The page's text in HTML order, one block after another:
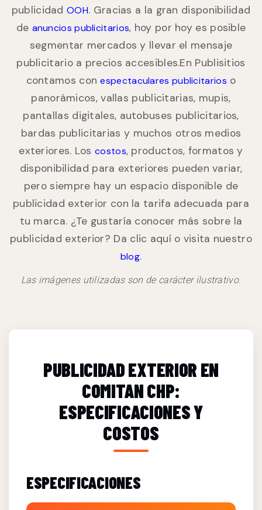
publicidadOOH. Gracias a la gran disponibilidad
de anuncios publicitarios, hoy por hoy es posible
segmentar mercados y llevar el mensaje
publicitario a precios accesibles.En Publisitios
contamos conespectaculares publicitarios o
panorámicos, vallas publicitarias, mupis,
pantallas digitales, autobuses publicitarios,
bardas publicitarias y muchos otros medios
exteriores. Loscostos, productos, formatos y
disponibilidad para exteriores pueden variar,
pero siempre hay un espacio disponible de
publicidad exterior con la tarifa adecuada para
tu marca. ¿Te gustaría conocer más sobre la
publicidad exterior? Da clic aquí o visita nuestro
blog.
Las imágenes utilizadas son de carácter ilustrativo.
PUBLICIDAD EXTERIOR EN
COMITAN CHP:
ESPECIFICACIONES Y
COSTOS
ESPECIFICACIONES